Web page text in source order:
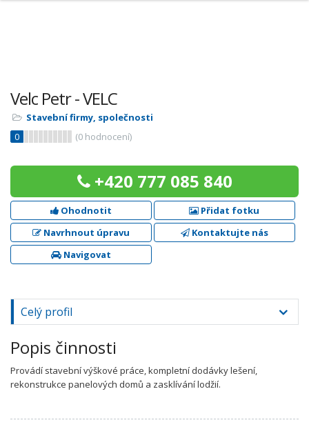
Velc Petr - VELC
Stavební firmy, společnosti
0
(0 hodnocení)
+420 777 085 840
Ohodnotit
Přidat fotku
Navrhnout úpravu
Kontaktujte nás
Navigovat
Celý profil
Popis činnosti
Provádí stavební výškové práce, kompletní dodávky lešení,
rekonstrukce panelových domů a zasklívání lodžií.